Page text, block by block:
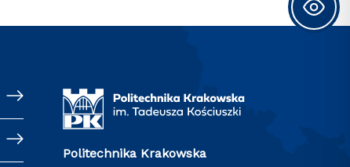
Politechnika Krakowska